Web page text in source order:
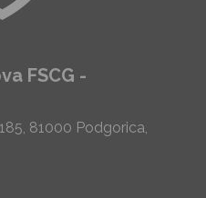
FSCG -
81000 Podgorica,